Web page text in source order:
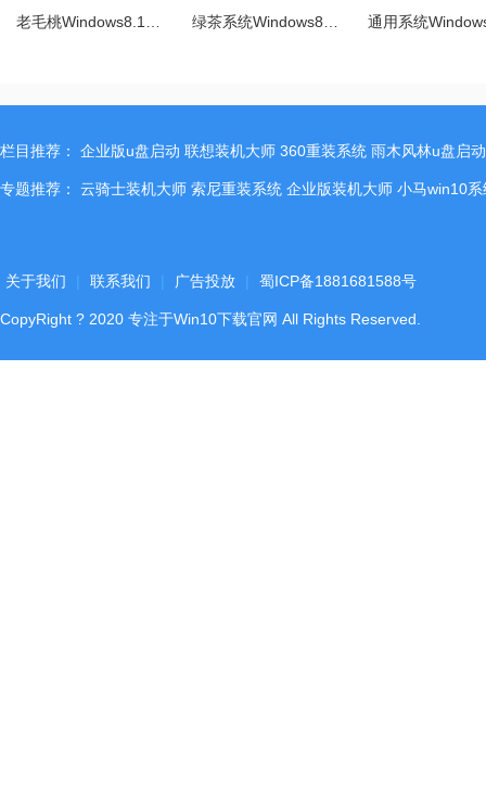
老毛桃Windows8.1… 绿茶系统Windows8… 通用系统
栏目推荐： 企业版u盘启动 联想装机大师 360重装系统 雨木风林u盘启动
专题推荐： 云骑士装机大师 索尼重装系统 企业版装机大师 小马win10系
关于我们 联系我们 广告投放 蜀ICP备1881681588号
CopyRight ? 2020 专注于Win10下载官网 All Rights Reserved.